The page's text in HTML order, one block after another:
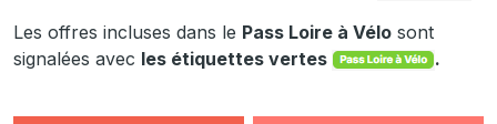
Les offres incluses dans le Pass Loire à Vélo sont
signalées avec les étiquettes vertes .